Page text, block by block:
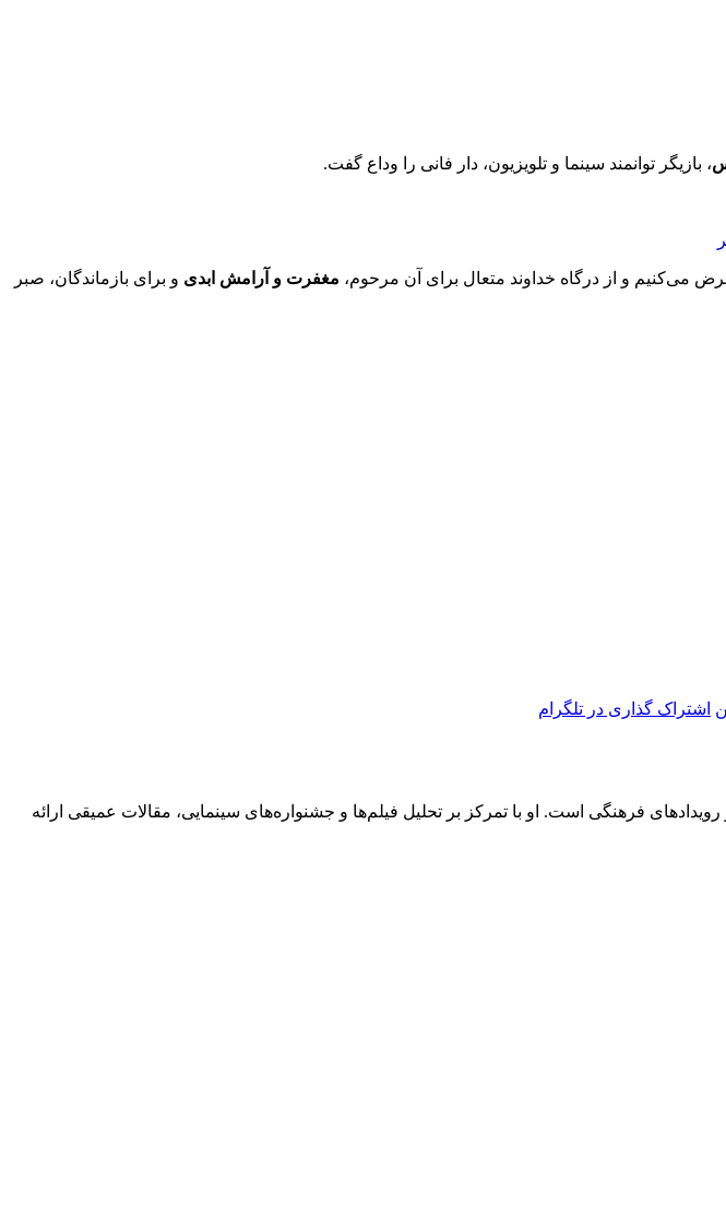
، بازیگر توانمند سینما و تلویزیون، دار فانی را وداع گفت.
می‌کنیم و از درگاه خداوند متعال برای آن مرحوم، مغفرت و آرامش ابدی و برای بازماندگان، صبر
اشتراک گذاری در تلگرام
تجربه در پوشش اخبار سینمای ایران و رویدادهای فرهنگی است. او با تمرکز بر تحلیل فیلم‌ها و جشنواره‌های سینمایی، مقالات عمیقی ارائه